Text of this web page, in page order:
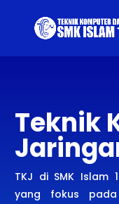
Teknik
TKJ di SMK Islam
yang fokus pada